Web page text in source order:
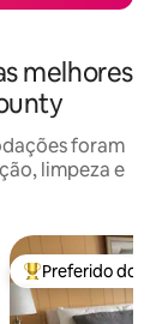
melhores
foram
limpeza e
Entre os
Preferido dos